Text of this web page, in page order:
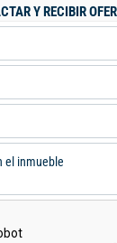
entre
dispone de un
La ubicación es
centros
servicio de
Y RECIBIR